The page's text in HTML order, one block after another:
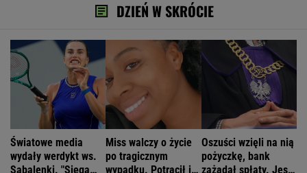
DZIEŃ W SKRÓCIE
Światowe media
wydały werdykt ws.
Sabalenki. "Sięga
Miss walczy o życie
po tragicznym
wypadku. Potrącił ją
Oszuści wzięli na nią
pożyczkę, bank
zażądał spłaty. Jest